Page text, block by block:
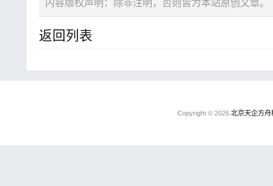
内容版权声明：除非注明，否则皆为本站原创文章。
返回列表
Copyright © 2026 北京天企方舟